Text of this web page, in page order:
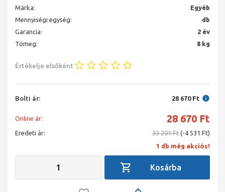
Márka:
Egyéb
Mennyiségi egység:
db
Garancia:
2 év
Tömeg:
8 kg
Értékelje elsőként
Bolti ár: 28 670 Ft
Online ár: 28 670 Ft
Eredeti ár: 33 201 Ft (-4 531 Ft)
1 db még akciós!